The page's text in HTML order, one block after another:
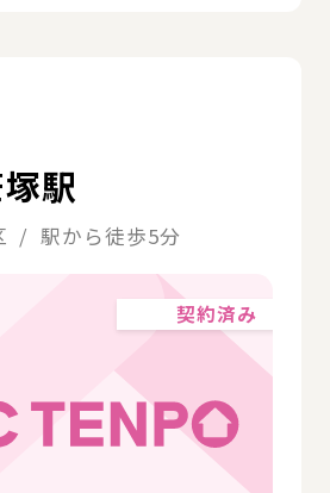
駅
/ 駅から徒歩5分
契約済み